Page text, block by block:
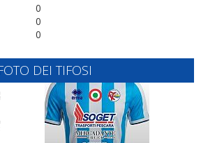
0
0
0
DEI TIFOSI